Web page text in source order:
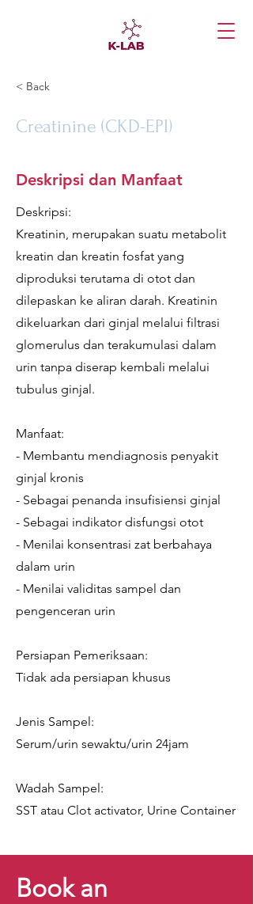
< Back
Creatinine (CKD-EPI)
Deskripsi dan Manfaat
Deskripsi:
Kreatinin, merupakan suatu metabolit
kreatin dan kreatin fosfat yang
diproduksi terutama di otot dan
dilepaskan ke aliran darah. Kreatinin
dikeluarkan dari ginjal melalui filtrasi
glomerulus dan terakumulasi dalam
urin tanpa diserap kembali melalui
tubulus ginjal.
Manfaat:
- Membantu mendiagnosis penyakit
ginjal kronis
- Sebagai penanda insufisiensi ginjal
- Sebagai indikator disfungsi otot
- Menilai konsentrasi zat berbahaya
dalam urin
- Menilai validitas sampel dan
pengenceran urin
Persiapan Pemeriksaan:
Tidak ada persiapan khusus
Jenis Sampel:
Serum/urin sewaktu/urin 24jam
Wadah Sampel:
SST atau Clot activator, Urine Container
Book an